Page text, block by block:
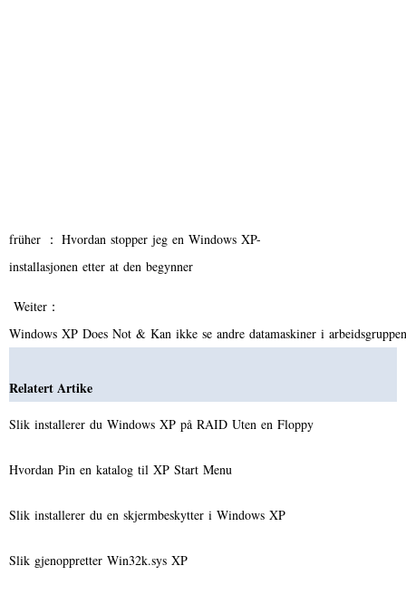
früher ： Hvordan stopper jeg en Windows XP-
installasjonen etter at den begynner
Weiter：
Windows XP Does Not & Kan ikke se andre datamaskiner i
Relatert Artike
Slik installerer du Windows XP på RAID Uten en Floppy
Hvordan Pin en katalog til XP Start Menu
Slik installerer du en skjermbeskytter i Windows XP
Slik gjenoppretter Win32k.sys XP